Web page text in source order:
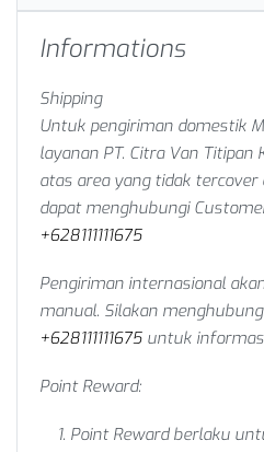
Informations
Shipping
Untuk pengiriman domestik
layanan PT. Citra Van Titipan
atas area yang tidak tercover
dapat menghubungi
+628111111675
Pengiriman internasional
manual. Silakan
+628111111675 untuk
Point Reward:
Point Reward berlaku